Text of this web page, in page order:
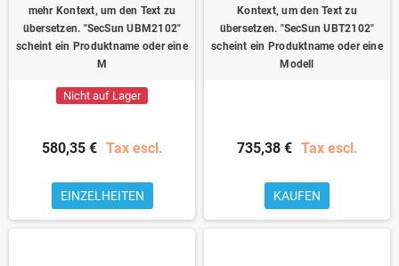
mehr Kontext, um den Text zu
übersetzen. "SecSun UBM2102"
scheint ein Produktname oder eine
M
Nicht auf Lager
580,35 € Tax escl.
EINZELHEITEN
Kontext, um den Text zu
übersetzen. "SecSun UBT2102"
scheint ein Produktname oder eine
Modell
735,38 € Tax escl.
KAUFEN